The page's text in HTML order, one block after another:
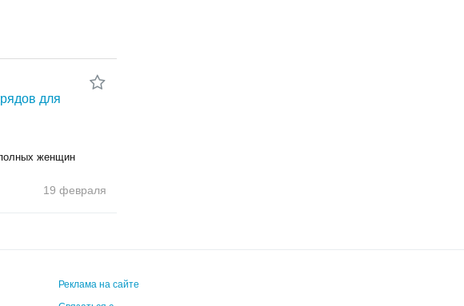
для
женщин
19 февраля
Реклама на сайте